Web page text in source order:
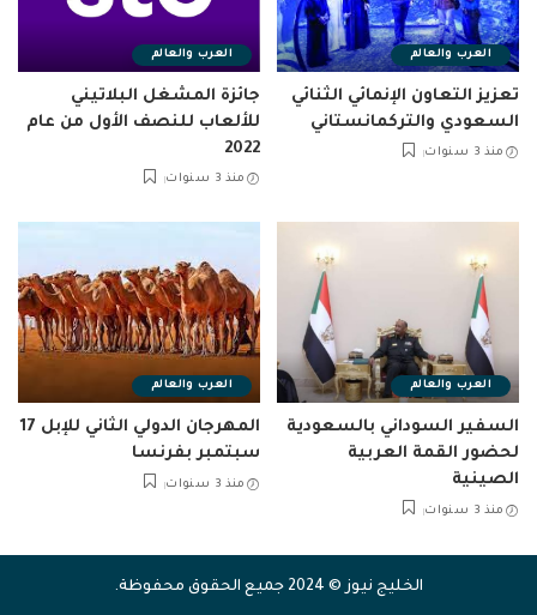
العرب والعالم
تعزيز التعاون الإنمائي الثنائي
السعودي والتركمانستاني
منذ 3 سنوات
العرب والعالم
جائزة المشغل البلاتيني
للألعاب للنصف الأول من عام
2022
منذ 3 سنوات
العرب والعالم
السفير السوداني بالسعودية
لحضور القمة العربية
الصينية
منذ 3 سنوات
العرب والعالم
المهرجان الدولي الثاني للإبل 17
سبتمبر بفرنسا
منذ 3 سنوات
الخليج نيوز © 2024 جميع الحقوق محفوظة.